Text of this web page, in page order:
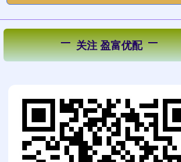
关注 盈富优配